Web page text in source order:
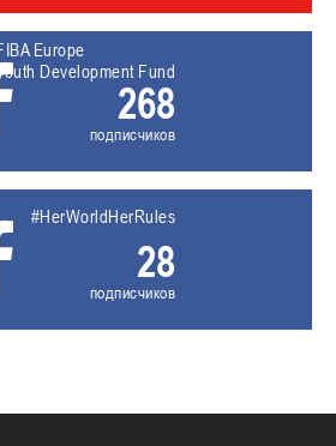
Europe
Development Fund
268
подписчиков
#HerWorldHerRules
28
подписчиков